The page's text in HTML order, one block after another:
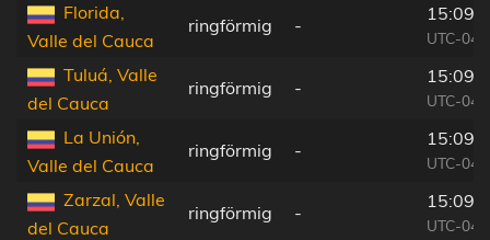
Florida,
Valle del Cauca
ringförmig -
UTC-
Tuluá, Valle
del Cauca
ringförmig -
UTC-
La Unión,
Valle del Cauca
ringförmig -
UTC-
Zarzal, Valle
del Cauca
ringförmig -
UTC-